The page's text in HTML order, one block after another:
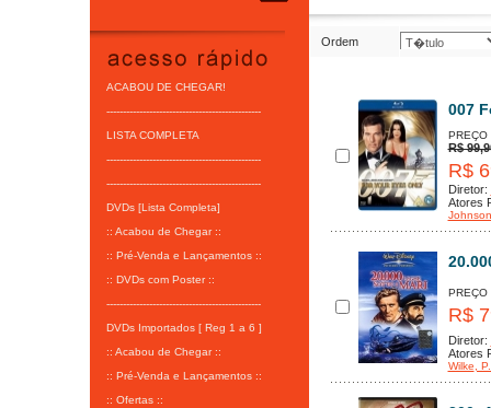
ACABOU DE CHEGAR!
-----------------------------------------------
LISTA COMPLETA
-----------------------------------------------
-----------------------------------------------
DVDs [Lista Completa]
:: Acabou de Chegar ::
:: Pré-Venda e Lançamentos ::
:: DVDs com Poster ::
-----------------------------------------------
DVDs Importados [ Reg 1 a 6 ]
:: Acabou de Chegar ::
:: Pré-Venda e Lançamentos ::
:: Ofertas ::
Ordem
007
PREÇO
R$
R$
Diretor:
Atores
Johnson
PREÇO
R$
Diretor:
Atores
Wilke ,